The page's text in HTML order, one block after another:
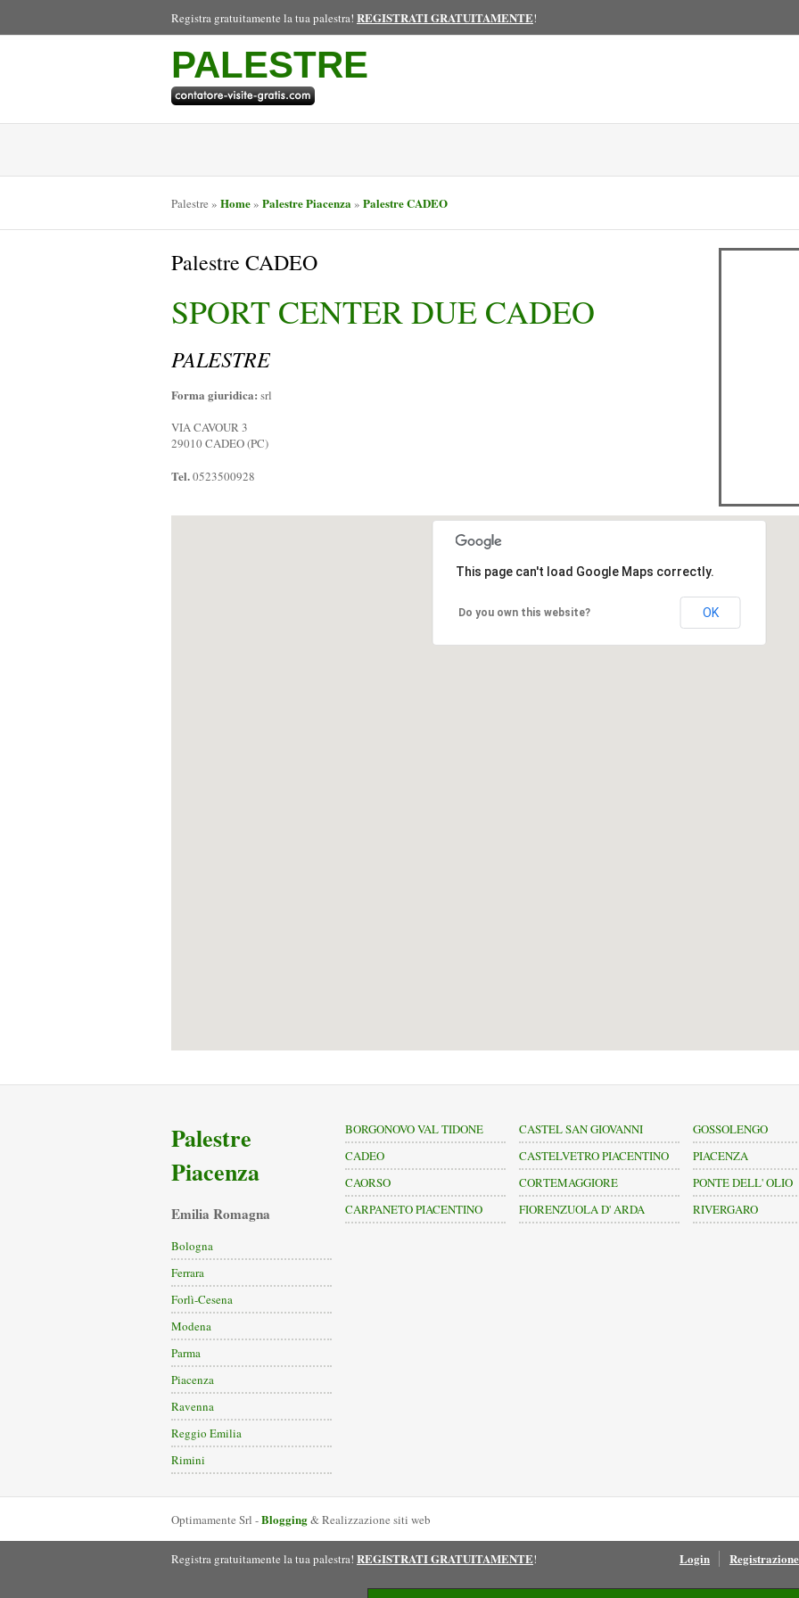
Registra gratuitamente la tua palestra! REGISTRATI GRATUITAMENTE!
PALESTRE
Palestre » Home» Palestre Piacenza» Palestre CADEO
Palestre CADEO
SPORT CENTER DUE CADEO
PALESTRE
Forma giuridica: srl
VIA CAVOUR 3
29010 CADEO (PC)
Tel.0523500928
This page can't load Google Maps correctly.
Do you own this website? OK
Palestre
Piacenza
Emilia Romagna
Bologna
Ferrara
Forlì-Cesena
Modena
Parma
Piacenza
Ravenna
Reggio Emilia
Rimini
BORGONOVO VAL TIDONE
CADEO
CAORSO
CARPANETO PIACENTINO
CASTEL SAN GIOVANNI
CASTELVETRO PIACENTINO
CORTEMAGGIORE
FIORENZUOLA D' ARDA
GOSSOLENGO
PIACENZA
PONTE DELL' OLIO
RIVERGARO
Optimamente Srl -Blogging& Realizzazione siti web
Registra gratuitamente la tua palestra! REGISTRATI GRATUITAMENTE! Login